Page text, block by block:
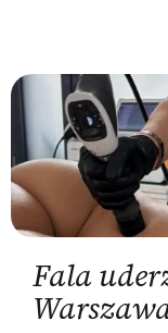
Fala